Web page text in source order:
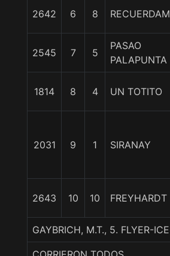
2642 6 8
2545 7 5
PASAO
PALAPUNTA
1814 8 4 UN TOTITO
2031 9 1 SIRANAY
2643 10 10 FREYHARDT
GAYBRICH, M.T., 5. FLYER-